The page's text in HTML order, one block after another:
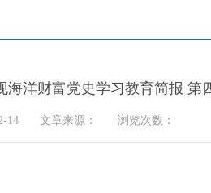
海洋财富党史学习教育简报 第
14 文章来源： 浏览次数：